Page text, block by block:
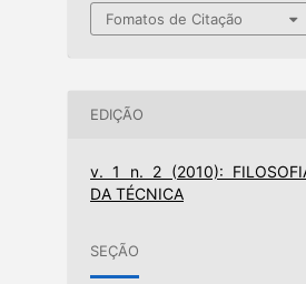
Fomatos de Citação
EDIÇÃO
v. 1 n. 2 (2010):
DA TÉCNICA
SEÇÃO